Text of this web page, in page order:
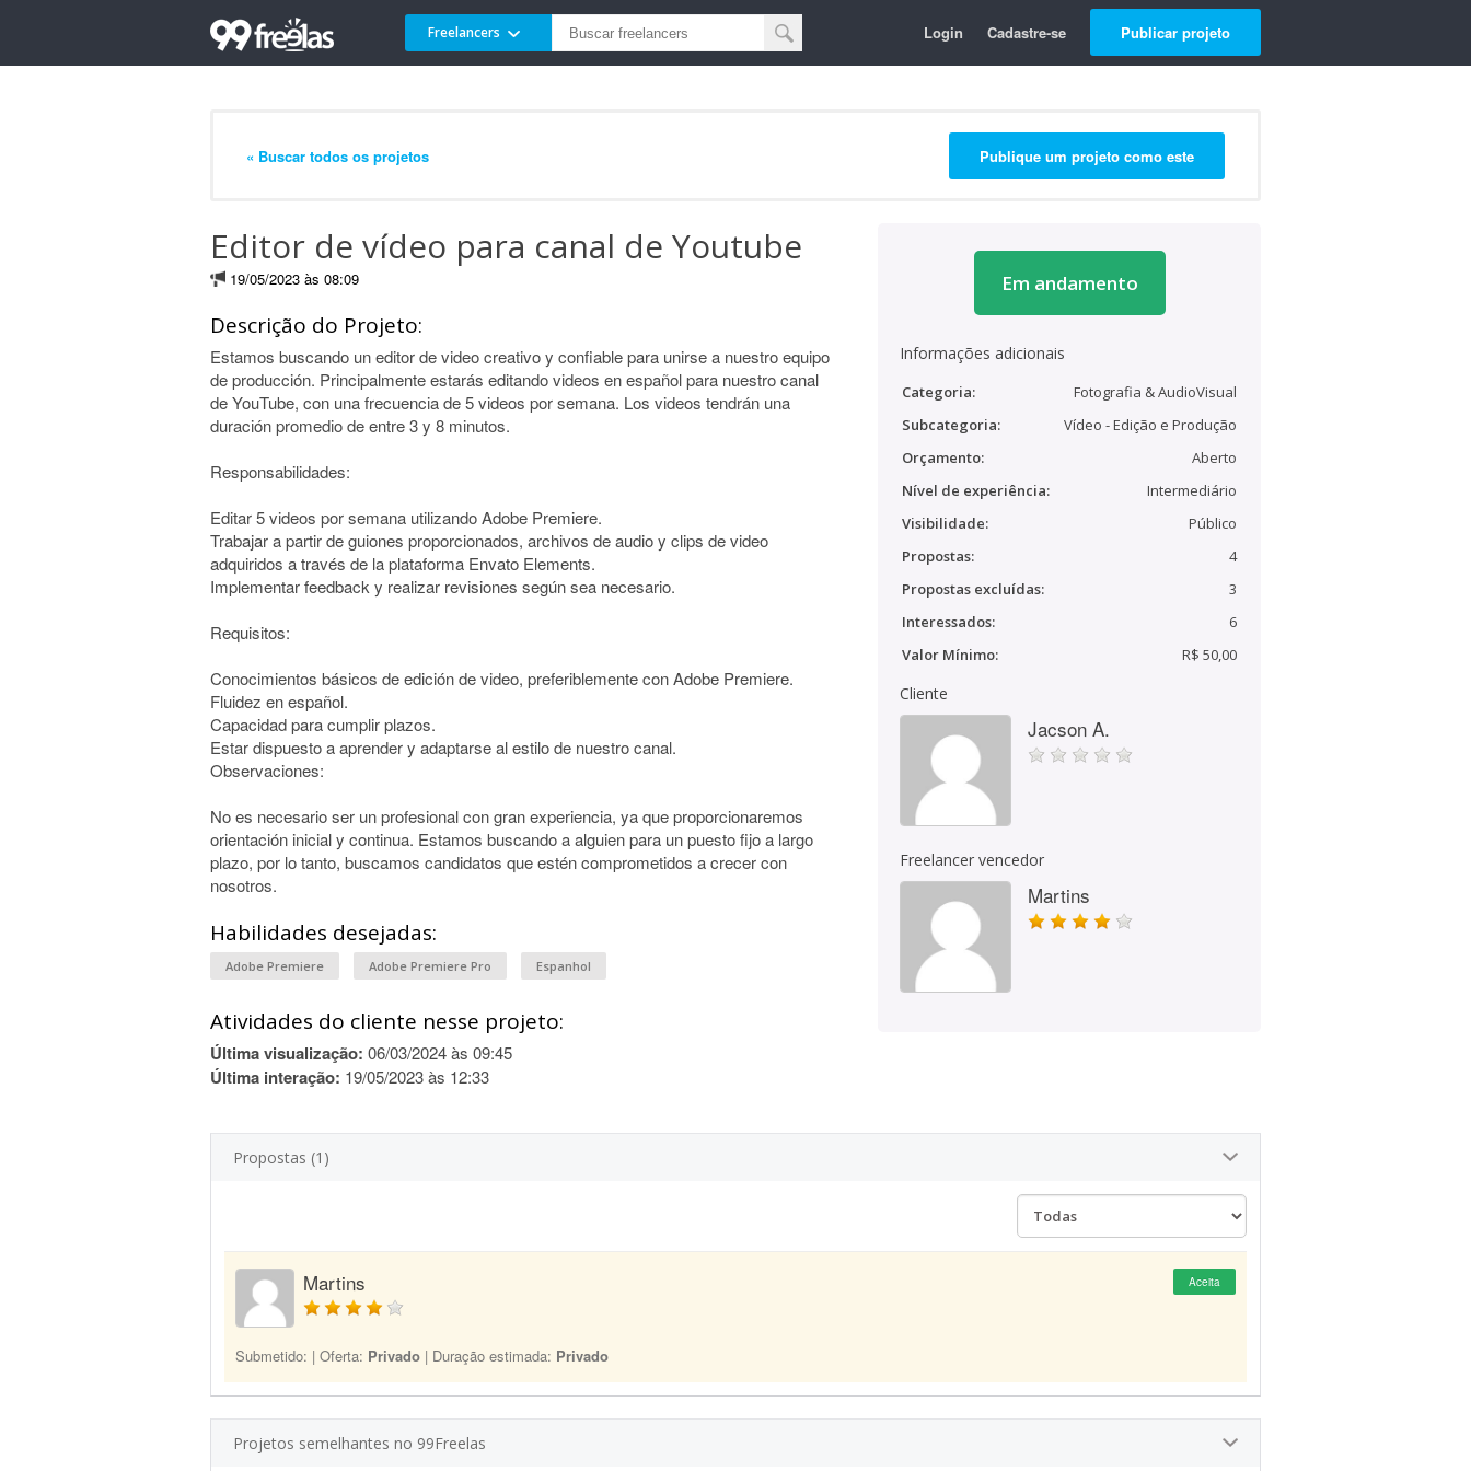
Freelancers Login Cadastre-se Publicar projeto
« Buscar todos os projetos Publique um projeto como este
Editor de vídeo para canal de Youtube
19/05/2023 às 08:09
Descrição do Projeto:
Estamos buscando un editor de video creativo y confiable para unirse a nuestro equipo
de producción. Principalmente estarás editando videos en español para nuestro canal
de YouTube, con una frecuencia de 5 videos por semana. Los videos tendrán una
duración promedio de entre 3 y 8 minutos.
Responsabilidades:
Editar 5 videos por semana utilizando Adobe Premiere.
Trabajar a partir de guiones proporcionados, archivos de audio y clips de video
adquiridos a través de la plataforma Envato Elements.
Implementar feedback y realizar revisiones según sea necesario.
Requisitos:
Conocimientos básicos de edición de video, preferiblemente con Adobe Premiere.
Fluidez en español.
Capacidad para cumplir plazos.
Estar dispuesto a aprender y adaptarse al estilo de nuestro canal.
Observaciones:
No es necesario ser un profesional con gran experiencia, ya que proporcionaremos
orientación inicial y continua. Estamos buscando a alguien para un puesto fijo a largo
plazo, por lo tanto, buscamos candidatos que estén comprometidos a crecer con
nosotros.
Habilidades desejadas:
Adobe Premiere Adobe Premiere Pro Espanhol
Atividades do cliente nesse projeto:
Última visualização: 06/03/2024 às 09:45
Última interação: 19/05/2023 às 12:33
Em andamento
Informações adicionais
Categoria:
Fotografia & AudioVisual
Subcategoria:
Vídeo - Edição e Produção
Orçamento:
Aberto
Nível de experiência:
Intermediário
Visibilidade:
Público
Propostas:
4
Propostas excluídas:
3
Interessados:
6
Valor Mínimo:
R$ 50,00
Cliente
Jacson A.
Freelancer vencedor
Martins
Propostas (1)
Martins Aceita
Submetido: | Oferta: Privado | Duração estimada: Privado
Projetos semelhantes no 99Freelas